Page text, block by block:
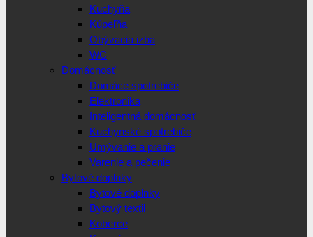
Kuchyňa
Kúpeľňa
Obývacia izba
WC
Domácnosť
Domáce spotrebiče
Elektronika
Inteligentná domácnosť
Kuchynské spotrebiče
Umývanie a pranie
Varenie a pečenie
Bytové doplnky
Bytové doplnky
Bytový textil
Koberce